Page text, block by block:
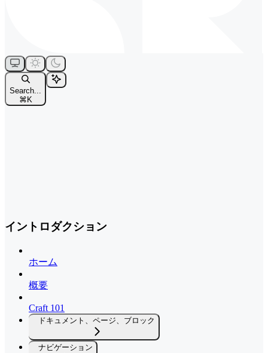
Search...
⌘ K
イントロダクション
ホーム
概要
Craft 101
ドキュメント、ページ、ブロック
ナビゲーション